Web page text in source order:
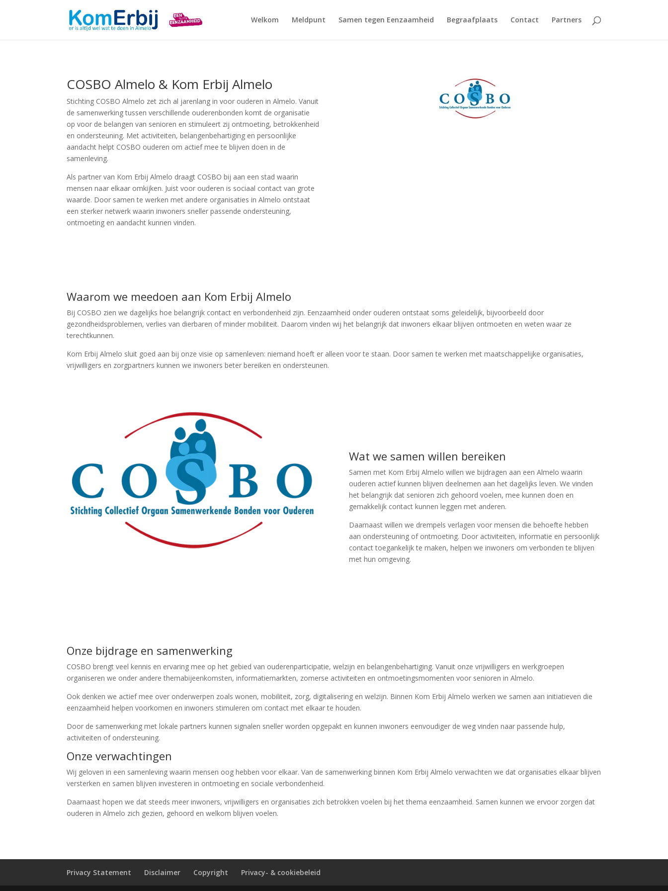
Welkom Meldpunt Samen tegen Eenzaamheid Begraafplaats Contact Partners
COSBO Almelo & Kom Erbij Almelo
Stichting COSBO Almelo zet zich al jarenlang in voor ouderen in Almelo. Vanuit
de samenwerking tussen verschillende ouderenbonden komt de organisatie
op voor de belangen van senioren en stimuleert zij ontmoeting, betrokkenheid
en ondersteuning. Met activiteiten, belangenbehartiging en persoonlijke
aandacht helpt COSBO ouderen om actief mee te blijven doen in de
samenleving.
Als partner van Kom Erbij Almelo draagt COSBO bij aan een stad waarin
mensen naar elkaar omkijken. Juist voor ouderen is sociaal contact van grote
waarde. Door samen te werken met andere organisaties in Almelo ontstaat
een sterker netwerk waarin inwoners sneller passende ondersteuning,
ontmoeting en aandacht kunnen vinden.
Waarom we meedoen aan Kom Erbij Almelo
Bij COSBO zien we dagelijks hoe belangrijk contact en verbondenheid zijn. Eenzaamheid onder ouderen ontstaat soms geleidelijk, bijvoorbeeld door
gezondheidsproblemen, verlies van dierbaren of minder mobiliteit. Daarom vinden wij het belangrijk dat inwoners elkaar blijven ontmoeten en weten waar ze
terechtkunnen.
Kom Erbij Almelo sluit goed aan bij onze visie op samenleven: niemand hoeft er alleen voor te staan. Door samen te werken met maatschappelijke organisaties,
vrijwilligers en zorgpartners kunnen we inwoners beter bereiken en ondersteunen.
Wat we samen willen bereiken
Samen met Kom Erbij Almelo willen we bijdragen aan een Almelo waarin
ouderen actief kunnen blijven deelnemen aan het dagelijks leven. We vinden
het belangrijk dat senioren zich gehoord voelen, mee kunnen doen en
gemakkelijk contact kunnen leggen met anderen.
Daarnaast willen we drempels verlagen voor mensen die behoefte hebben
aan ondersteuning of ontmoeting. Door activiteiten, informatie en persoonlijk
contact toegankelijk te maken, helpen we inwoners om verbonden te blijven
met hun omgeving.
Onze bijdrage en samenwerking
COSBO brengt veel kennis en ervaring mee op het gebied van ouderenparticipatie, welzijn en belangenbehartiging. Vanuit onze vrijwilligers en werkgroepen
organiseren we onder andere themabijeenkomsten, informatiemarkten, zomerse activiteiten en ontmoetingsmomenten voor senioren in Almelo.
Ook denken we actief mee over onderwerpen zoals wonen, mobiliteit, zorg, digitalisering en welzijn. Binnen Kom Erbij Almelo werken we samen aan initiatieven die
eenzaamheid helpen voorkomen en inwoners stimuleren om contact met elkaar te houden.
Door de samenwerking met lokale partners kunnen signalen sneller worden opgepakt en kunnen inwoners eenvoudiger de weg vinden naar passende hulp,
activiteiten of ondersteuning.
Onze verwachtingen
Wij geloven in een samenleving waarin mensen oog hebben voor elkaar. Van de samenwerking binnen Kom Erbij Almelo verwachten we dat organisaties elkaar blijven
versterken en samen blijven investeren in ontmoeting en sociale verbondenheid.
Daarnaast hopen we dat steeds meer inwoners, vrijwilligers en organisaties zich betrokken voelen bij het thema eenzaamheid. Samen kunnen we ervoor zorgen dat
ouderen in Almelo zich gezien, gehoord en welkom blijven voelen.
Privacy Statement Disclaimer Copyright Privacy- & cookiebeleid